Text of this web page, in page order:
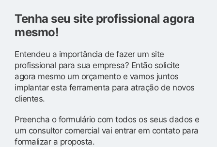
Tenha seu site profissional agora
mesmo!
Entendeu a importância de fazer um site
profissional para sua empresa? Então solicite
agora mesmo um orçamento e vamos juntos
implantar esta ferramenta para atração de novos
clientes.
Preencha o formulário com todos os seus dados e
um consultor comercial vai entrar em contato para
formalizar a proposta.